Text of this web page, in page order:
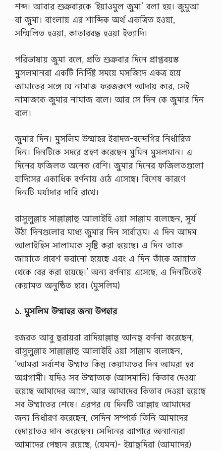
শব্দ। আবার শুক্রবারকে ‘ইয়াওমুল জুমা’ বলা হয়। জুমুআ
বা জুমা। বাংলায় এর শাব্দিক অর্থ একত্রিত হওয়া,
সম্মিলিত হওয়া, কাতারবদ্ধ হওয়া ইত্যাদি।
পরিভাষায় জুমা বলে, প্রতি শুক্রবার দিনে প্রাপ্তবয়স্ক
মুসলমানরা একটি নির্দিষ্ট সময়ে মসজিদে একত্র হয়ে
জামাতের সঙ্গে যে নামাজ ফরজরূপে আদায় করে, সেই
নামাজকে জুমার নামাজ বলে। আর সে দিন কে জুমার দিন
বলে।
জুমার দিন। মুসলিম উম্মাহর ইবাদত-বন্দেগির নির্ধারিত
দিন। দিনটিকে সদরে গ্রহণ করেছেন মুমিন মুসলমান। এ
দিনের ফজিলত অনেক বেশি। জুমার দিনের ফজিলতগুলো
হাদিসের একাধিক বর্ণনায় ওঠে এসেছে। বিশেষ কারণে
দিনটি মর্যাদার দাবি রাখে।
রাসুলুল্লাহ সাল্লাল্লাহু আলাইহি ওয়া সাল্লাম বলেছেন, সূর্য
উঠা দিনগুলোর মধ্যে জুমার দিন সর্বোত্তম। এ দিন আদম
আলাইহিস সালামকে সৃষ্টি করা হয়েছে। এ দিন তাকে
জান্নাতে প্রবেশ করানো হয়েছে এবং এ দিন তাঁকে জান্নাত
থেকে বের করা হয়েছে।’ অন্য বর্ণনায় এসেছে, এ দিনটিতেই
কেয়ামত অনুষ্ঠিত হবে। (মুসলিম)
১.মুসলিমউম্মাহরজন্যউপহার
হজরত আবু হুরায়রা রাদিয়াল্লাহু আনহু বর্ণনা করেছেন,
রাসুলুল্লাহ সাল্লাল্লাহু আলাইহি ওয়া সাল্লাম বলেছেন,
‘আমরা সর্বশেষ উম্মাত কিন্তু কেয়ামতের দিন আমরা হব
অগ্রগামী। যদিও সব উম্মাতকে (আসমানি) কিতাব দেওয়া
হয়েছে আমাদের আগে, আর আমাদের কিতাব দেওয়া হয়েছে
সব উম্মাতের শেষে। এরপর যে দিনটি আল্লাহ আমাদের
জন্য নির্ধারণ করেছেন, সেদিন সম্পর্কে তিনি আমাদের
হেদায়াতও দান করেছেন। সেদিনের ব্যাপারে অন্যান্যরা
আমাদের পেছনে রয়েছে, (যেমন)- ইয়াহুদিরা (আমাদের)